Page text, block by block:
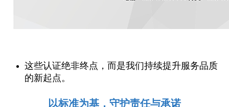
这些认证绝非终点，而是我们持续提升服务品质
的新起点。
以标准为基，守护责任与承诺